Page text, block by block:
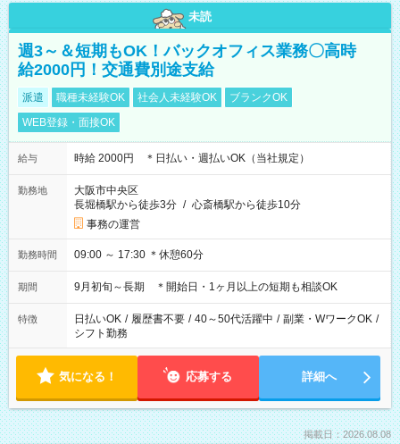
未読
週3～＆短期もOK！バックオフィス業務〇高時
給2000円！交通費別途支給
派遣 職種未経験OK 社会人未経験OK
ブランクOK
WEB登録・面接OK
給与 時給 2000円 ＊日払い・週払いOK（当社規定）
勤務地
大阪市中央区
長堀橋駅から徒歩3分 / 心斎橋駅から徒歩10分
事務の運営
勤務時間 09:00 ～ 17:30 ＊休憩60分
期間 9月初旬～長期 ＊開始日・1ヶ月以上の短期も相談OK
特徴 日払いOK / 履歴書不要 / 40～50代活躍中 / 副業・WワークOK /
シフト勤務
気になる！ 応募する 詳細へ
掲載日：2026.08.08